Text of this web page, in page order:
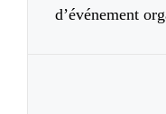
d’événement